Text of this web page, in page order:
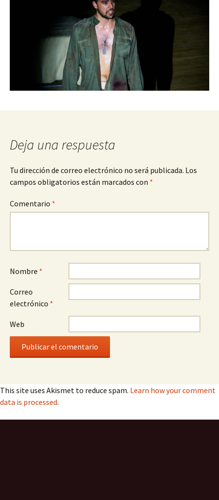
Deja una respuesta
Tu dirección de correo electrónico no será publicada. Los
campos obligatorios están marcados con *
Comentario *
Nombre *
Correo
electrónico *
Web
This site uses Akismet to reduce spam. Learn how your comment
data is processed.